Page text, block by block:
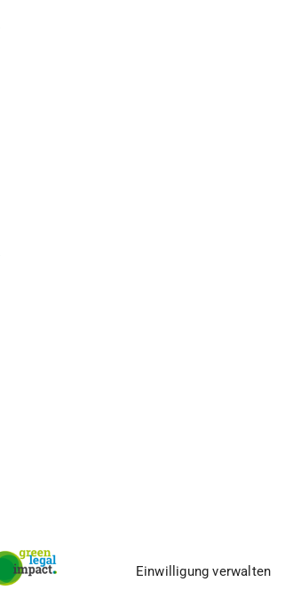
Einwilligung verwalten